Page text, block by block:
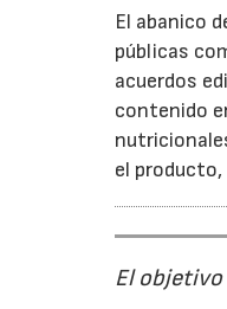
El abanico
públicas
acuerdos
contenido
el
El